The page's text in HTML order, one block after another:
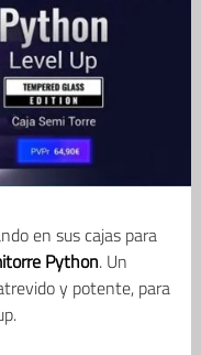
en sus cajas para
Python. Un
y potente, para